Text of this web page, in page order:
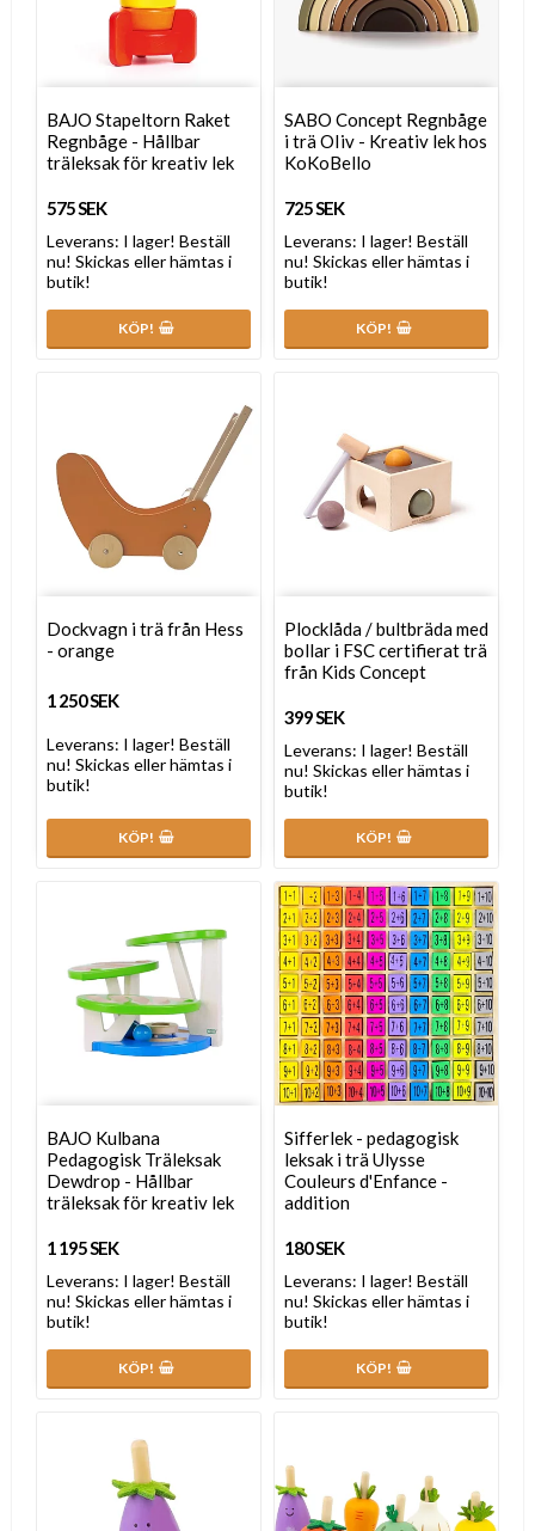
BAJO Stapeltorn Raket
Regnbåge - Hållbar
träleksak för kreativ lek
575 SEK
Leverans: I lager! Beställ
nu! Skickas eller hämtas i
butik!
KÖP!
SABO Concept Regnbåge
i trä OIiv - Kreativ lek hos
KoKoBello
725 SEK
Leverans: I lager! Beställ
nu! Skickas eller hämtas i
butik!
KÖP!
Dockvagn i trä från Hess
- orange
1 250 SEK
Leverans: I lager! Beställ
nu! Skickas eller hämtas i
butik!
KÖP!
Plocklåda / bultbräda med
bollar i FSC certifierat trä
från Kids Concept
399 SEK
Leverans: I lager! Beställ
nu! Skickas eller hämtas i
butik!
KÖP!
BAJO Kulbana
Pedagogisk Träleksak
Dewdrop - Hållbar
träleksak för kreativ lek
1 195 SEK
Leverans: I lager! Beställ
nu! Skickas eller hämtas i
butik!
KÖP!
Sifferlek - pedagogisk
leksak i trä Ulysse
Couleurs d'Enfance -
addition
180 SEK
Leverans: I lager! Beställ
nu! Skickas eller hämtas i
butik!
KÖP!